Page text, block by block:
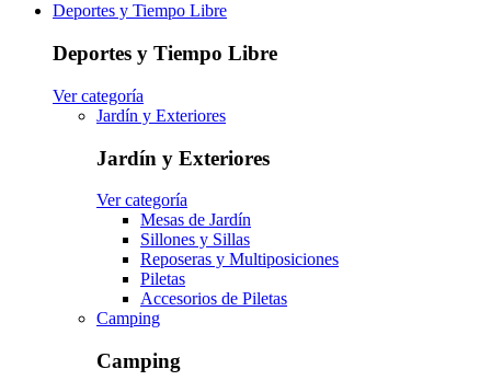
Deportes y Tiempo Libre
Deportes y Tiempo Libre
Ver categoría
Jardín y Exteriores
Jardín y Exteriores
Ver categoría
Mesas de Jardín
Sillones y Sillas
Reposeras y Multiposiciones
Piletas
Accesorios de Piletas
Camping
Camping